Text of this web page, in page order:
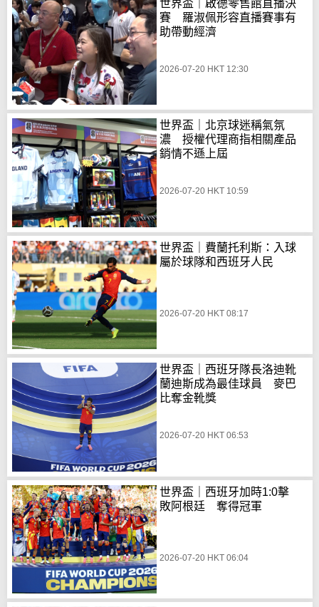
世界盃｜啟德零售館直播決
賽 羅淑佩形容直播賽事有
助帶動經濟
2026-07-20 HKT 12:30
世界盃｜北京球迷稱氣氛
濃 授權代理商指相關產品
銷情不遜上屆
2026-07-20 HKT 10:59
世界盃｜費蘭托利斯：入球
屬於球隊和西班牙人民
2026-07-20 HKT 08:17
世界盃｜西班牙隊長洛迪靴
蘭迪斯成為最佳球員 麥巴
比奪金靴獎
2026-07-20 HKT 06:53
世界盃｜西班牙加時1:0擊
敗阿根廷 奪得冠軍
2026-07-20 HKT 06:04